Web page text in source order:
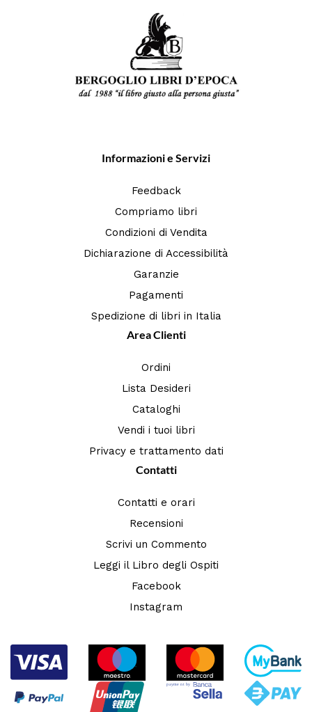
Informazioni e Servizi
Feedback
Compriamo libri
Condizioni di Vendita
Dichiarazione di Accessibilità
Garanzie
Pagamenti
Spedizione di libri in Italia
Area Clienti
Ordini
Lista Desideri
Cataloghi
Vendi i tuoi libri
Privacy e trattamento dati
Contatti
Contatti e orari
Recensioni
Scrivi un Commento
Leggi il Libro degli Ospiti
Facebook
Instagram